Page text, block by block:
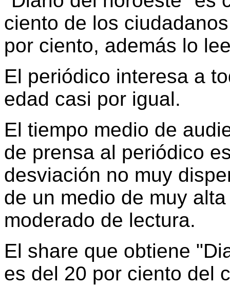
ciento de los
por ciento, además lo
El periódico interesa a
edad casi por igual.
El tiempo medio de
de prensa al periódico
desviación no muy
de un medio de muy
moderado de lectura.
El share que obtiene
es del 20 por ciento del